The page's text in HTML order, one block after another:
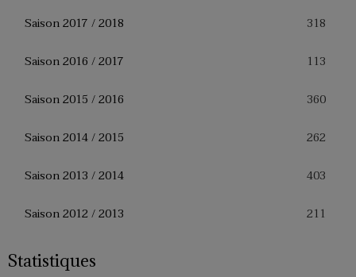
Saison 2017 / 2018 318
Saison 2016 / 2017 113
Saison 2015 / 2016 360
Saison 2014 / 2015 262
Saison 2013 / 2014 403
Saison 2012 / 2013 211
Statistiques